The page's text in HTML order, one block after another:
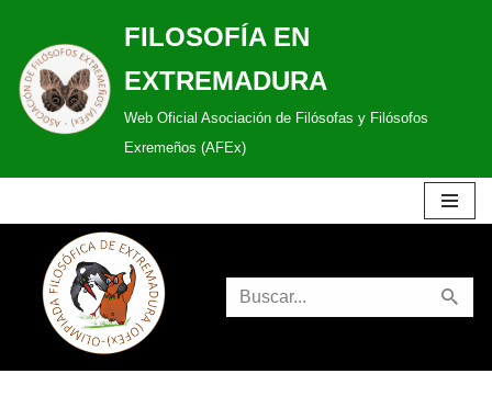
Saltar
al
contenido
FILOSOFÍA EN
EXTREMADURA
Web Oficial Asociación de Filósofas y Filósofos
Exremeños (AFEx)